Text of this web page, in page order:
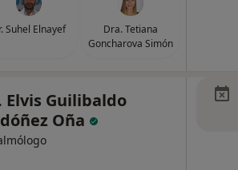
Suhel Elnayef
Dra. Tetiana
Goncharova Simón
Elvis Guilibaldo
Oña